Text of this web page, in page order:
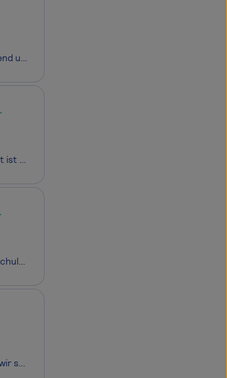
Bei der Stadtverwaltung Worms ist zum nächstmöglichen Zeitpunkt beim Bereich 5 – Soziales, Jugend und Wohnen in der Abteilung 5.05 – Jugendhilfen, eine Stelle in der Entgeltgruppe S14 TVöD befristet bis 30.11.2028 mit jeweils einer regelmäßigen wöchentlichen Arbeitszeit von bis zu 19,5 St
Das Landratsamt Miltenberg sieht sich als modernes Dienstleistungsunternehmen. Das Landratsamt ist kommunale Behörde des Landkreises und zugleich untere staatliche Verwaltungsbehörde mit einer großen Bandbreite verschiedener Funktionen: Dienstleister und Ansprechpartner für Bürgerinnen und Bürger s
Pro Mobil - Integra gGmbH sucht für seinen Integrationsfachdienst in Essen im Bereich Übergang Schule/Beruf des LVR-Inklusionsamtes in Teilzeit (20 Std./Woche) eine*n Dipl./B.A.-Sozialarbeiter*in / Pädagogen*in, eine*n Sozialpädagogen*in (m/w/d) als Elternzeitvertretung. Der Integrationsfachdienst
Geben Sie jungen Menschen eine berufliche Perspektive!In den Steinfelder Werkstätten begleiten wir seit 1981 junge Menschen (16–26 Jahre) mit psychischen Einschränkungen und/oder Verhaltensauffälligkeiten auf ihrem Weg in ein selbstbestimmtes Leben. Unsere Besonderheit: Wohnen und Ausbildung sind en